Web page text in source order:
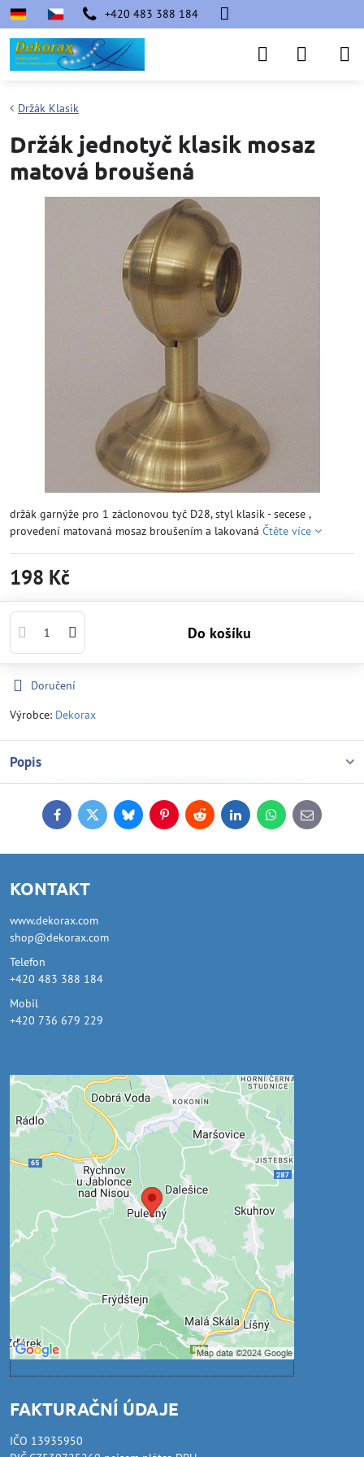
+420 483 388 184
Držák Klasik
Držák jednotyč klasik mosaz
matová broušená
držák garnýže pro 1 záclonovou tyč D28, styl klasik - secese ,
provedení matovaná mosaz broušením a lakovaná Čtěte více
198 Kč
Do košíku
Doručení
Výrobce: Dekorax
Popis
FacebookTwitterBlueskyPinterestReddit LinkedInWhatsApp
E-
mail
KONTAKT
www.dekorax.com
shop@dekorax.com
Telefon
+420 483 388 184
Mobil
+420 736 679 229
Externí obsah je blokován
Volbami soukromí
Přejete si načíst externí obsah?
Povolit jednou
Povolit a zapamatovat - souhlas s druhem
cookie: Funkční
Otevřít obsah v novém okně
FAKTURAČNÍ ÚDAJE
IČO 13935950